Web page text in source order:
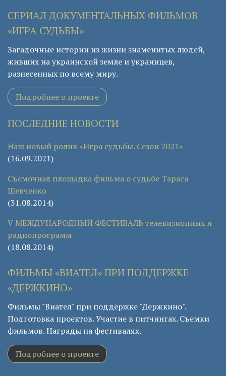
СЕРИАЛ ДОКУМЕНТАЛЬНЫХ ФИЛЬМОВ
«ИГРА СУДЬБЫ»
Загадочные истории из жизни знаменитых людей,
живших на украинской земле и украинцев,
разнесенных по всему миру.
Подробнее о проекте
ПОСЛЕДНИЕ НОВОСТИ
Наш новый ролик «Игра судьбы. Сезон 2021»
(16.09.2021)
Съемочная площадка фильма о судьбе Тараса
Шевченко
(31.08.2014)
V МЕЖДУНАРОДНЫЙ ФЕСТИВАЛЬ телевизионных и
радиопрограмм
(18.08.2014)
ФИЛЬМЫ «ВИАТЕЛ» ПРИ ПОДДЕРЖКЕ
«ДЕРЖКИНО»
Фильмы "Виател" при поддержке "Держкино".
Подготовка проектов. Участие в питчингах. Съемки
фильмов. Награды на фестивалях.
Подробнее о проекте